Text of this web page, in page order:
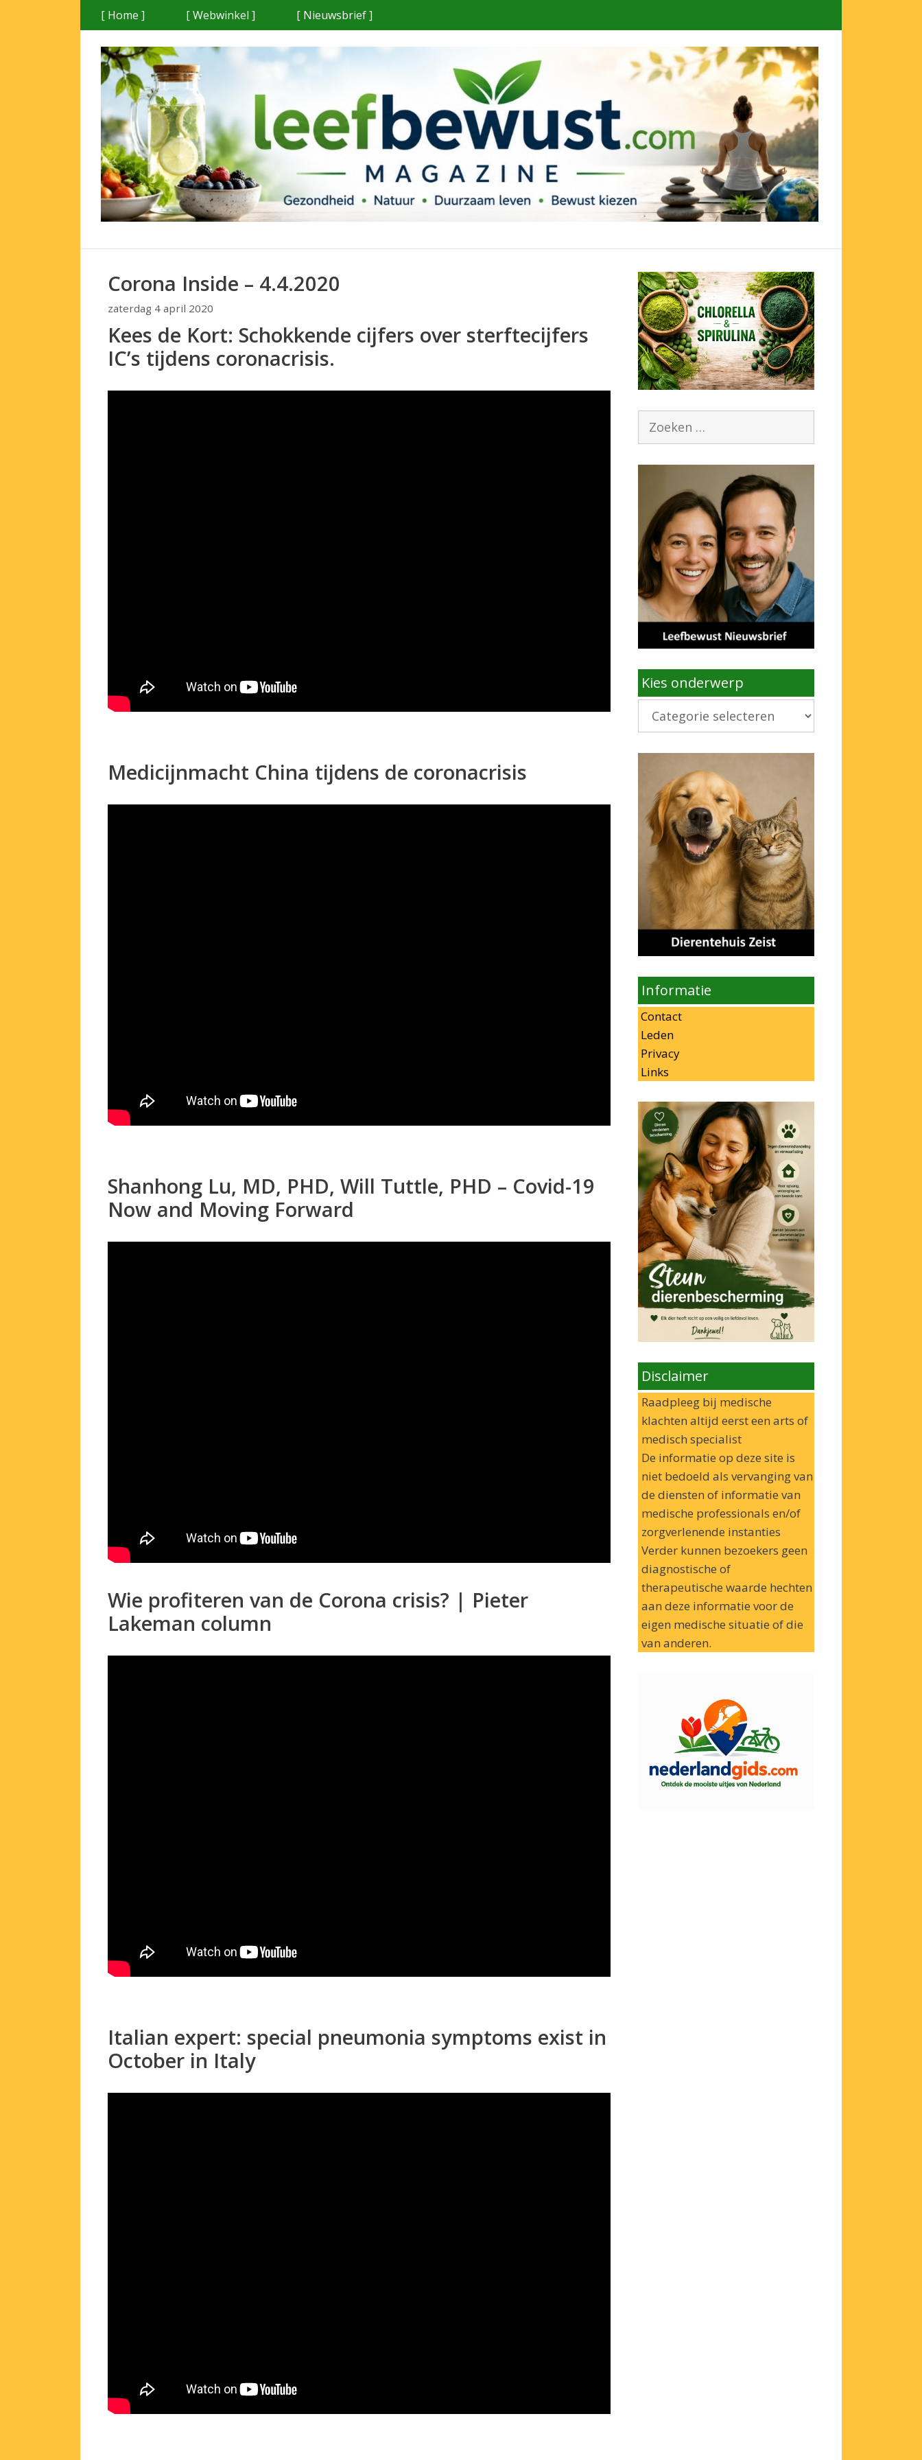
[ Home ] [ Webwinkel ] [ Nieuwsbrief ]
Corona Inside – 4.4.2020
zaterdag 4 april 2020
Kees de Kort: Schokkende cijfers over sterftecijfers
IC’s tijdens coronacrisis.
Medicijnmacht China tijdens de coronacrisis
Shanhong Lu, MD, PHD, Will Tuttle, PHD – Covid-19
Now and Moving Forward
Wie profiteren van de Corona crisis? | Pieter
Lakeman column
Italian expert: special pneumonia symptoms exist in
October in Italy
Zoek
Kies onderwerp
Kies
onderwerp
Informatie
Contact
Leden
Privacy
Links
Disclaimer
Raadpleeg bij medische
klachten altijd eerst een arts of
medisch specialist
De informatie op deze site is
niet bedoeld als vervanging van
de diensten of informatie van
medische professionals en/of
zorgverlenende instanties
Verder kunnen bezoekers geen
diagnostische of
therapeutische waarde hechten
aan deze informatie voor de
eigen medische situatie of die
van anderen.